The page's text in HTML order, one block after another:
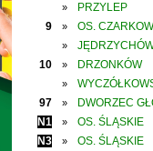
»
PRZYLEP
9
» OS.
»
10
» DRZONKÓW
»
97
»
DWORZEC
N1
»
OS. ŚLĄSKIE
N3
»
OS. ŚLĄSKIE